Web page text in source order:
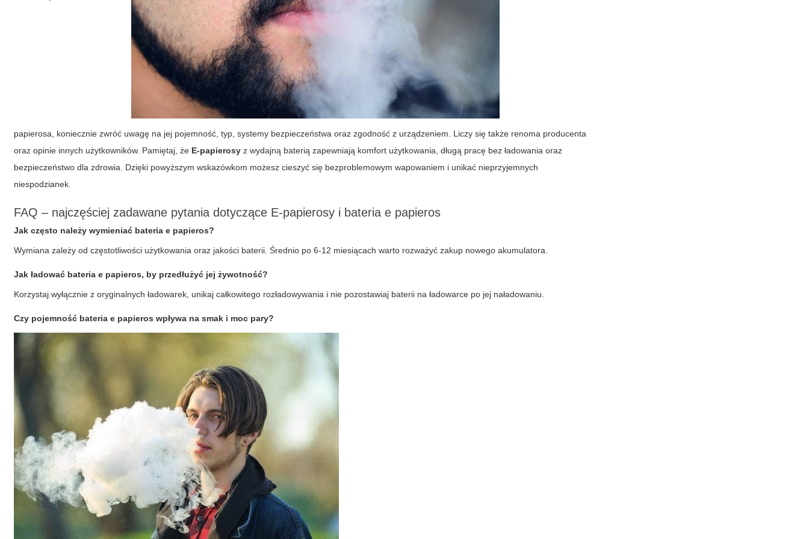
papierosa, koniecznie zwróć uwagę na jej pojemność, typ, systemy bezpieczeństwa oraz zgodność z urządzeniem. Liczy się także renoma producenta
oraz opinie innych użytkowników. Pamiętaj, że E-papierosy z wydajną baterią zapewniają komfort użytkowania, długą pracę bez ładowania oraz
bezpieczeństwo dla zdrowia. Dzięki powyższym wskazówkom możesz cieszyć się bezproblemowym wapowaniem i unikać nieprzyjemnych
niespodzianek.
FAQ – najczęściej zadawane pytania dotyczące E-papierosy i bateria e papieros
Jak często należy wymieniać bateria e papieros?
Wymiana zależy od częstotliwości użytkowania oraz jakości baterii. Średnio po 6-12 miesiącach warto rozważyć zakup nowego akumulatora.
Jak ładować bateria e papieros, by przedłużyć jej żywotność?
Korzystaj wyłącznie z oryginalnych ładowarek, unikaj całkowitego rozładowywania i nie pozostawiaj baterii na ładowarce po jej naładowaniu.
Czy pojemność bateria e papieros wpływa na smak i moc pary?